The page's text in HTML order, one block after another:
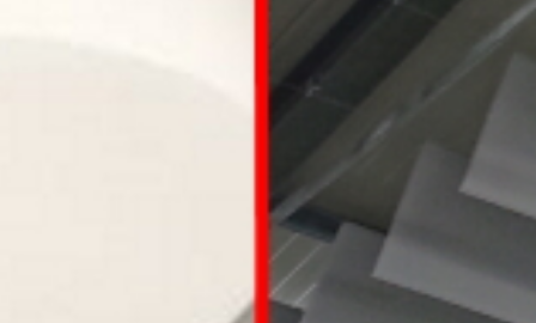
it der Lärm Sie in
Sie Ruhe l